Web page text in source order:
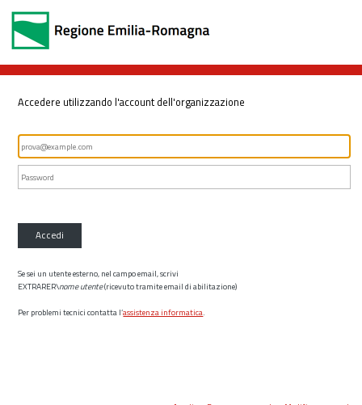
Accedere utilizzando l'account dell'organizzazione
Accedi
Se sei un utente esterno, nel campo email, scrivi
EXTRARER\nome utente(ricevuto tramite email di abilitazione)
Per problemi tecnici contatta l’assistenza informatica.